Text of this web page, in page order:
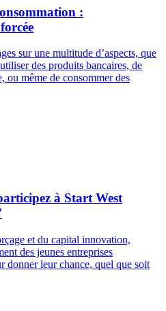
:
sur une multitude d’aspects, que
des produits bancaires, de
ou même de consommer des
à Start West
et du capital innovation,
des jeunes entreprises
donner leur chance, quel que soit